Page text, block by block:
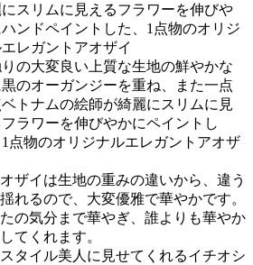
スリムに見えるフラワーを伸びや
ンドペイントした、1点物のオリジ
レガントアオザイ
の大変良い上質な生地の鮮やかな
のオーガンジーを重ね、また一点
トナムの絵師が綺麗にスリムに見
フラワーを伸びやかにペイントし
点物のオリジナルエレガントアオザ
ザイは生地の重みの違いから、違う
れるので、大変優雅で華やかです。
の気分まで華やぎ、誰よりも華やか
てくれます。
タイル美人に見せてくれるイチオシ